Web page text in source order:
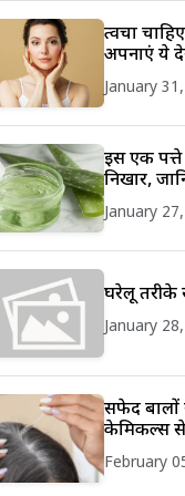
त्वचा
अपनाएं ये
January
इस एक
निखार,
January
घरेलू तरीके
January
सफेद बालों
केमिकल्स से
February